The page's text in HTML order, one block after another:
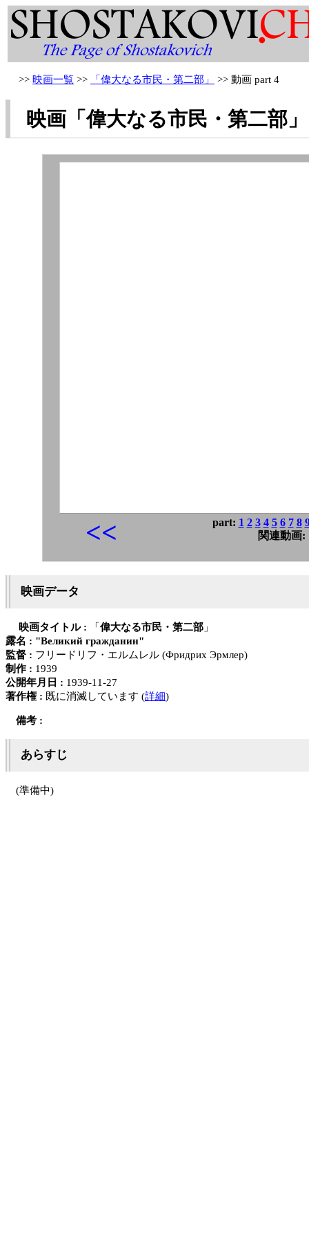
>> 映画一覧 >> 「偉大なる市民・第二部」 >> 動画 part 4
映画「偉大なる市民・第二部
<< part: 1 2 3 4 5 6 7 8
関連動画:
映画データ
映画タイトル : 「 偉大なる市民・第二部 」
露名 : "Великий гражданин"
監督 : フリードリフ・エルムレル (Фридрих Эрмлер)
制作 : 1939
公開年月日 : 1939-11-27
著作権 : 既に消滅しています (詳細)
備考 :
あらすじ
(準備中)